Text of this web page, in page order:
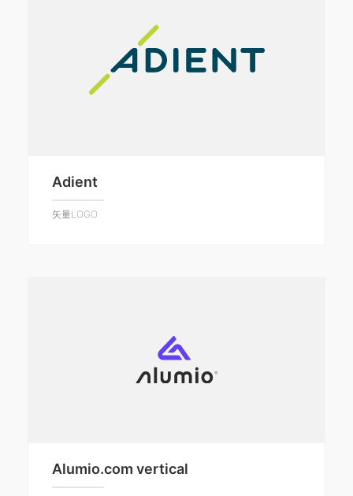
Adient
矢量LOGO
Alumio.com vertical